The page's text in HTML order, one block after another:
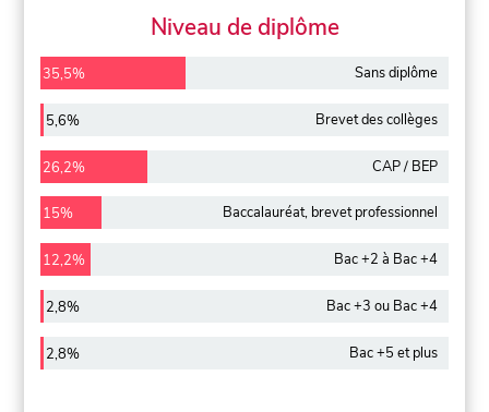
Niveau de diplôme
35,5% Sans diplôme
5,6% Brevet des collèges
26,2% CAP / BEP
15% Baccalauréat, brevet professionnel
12,2% Bac +2 à Bac +4
2,8% Bac +3 ou Bac +4
2,8% Bac +5 et plus